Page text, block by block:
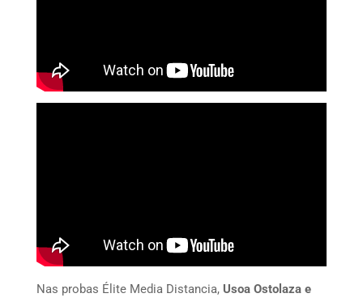
Nas probas Élite Media Distancia,Usoa Ostolaza e